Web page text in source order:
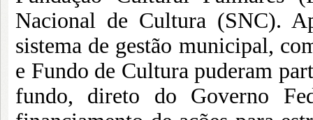
Nacional de Cultura (SNC).
sistema de gestão municipal,
e Fundo de Cultura puderam
fundo, direto do Governo